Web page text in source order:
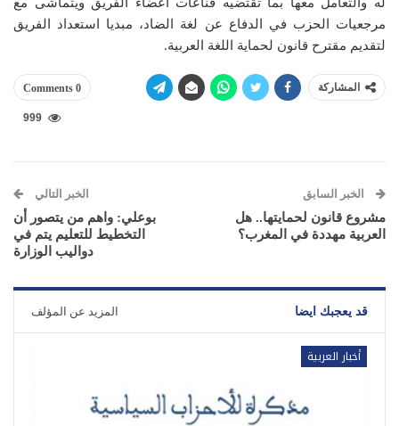
مرجعيات الحزب في الدفاع عن لغة الضاد، مبديا استعداد الفريق
لتقديم مقترح قانون لحماية اللغة العربية.
المشاركة 0 Comments
999
الخبر السابق
مشروع قانون لحمايتها.. هل
العربية مهددة في المغرب؟
الخبر التالي
بوعلي: واهم من يتصور أن
التخطيط للتعليم يتم في
دواليب الوزارة
قد يعجبك ايضا المزيد عن المؤلف
أخبار العربية